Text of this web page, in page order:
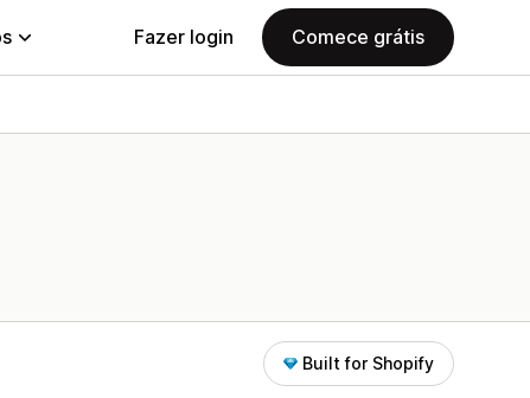
Fazer login Comece grátis
Built for Shopify